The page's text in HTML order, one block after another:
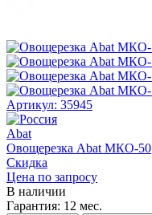
Артикул: 35945
Abat
Овощерезка Abat МКО-50
Скидка
Цена по запросу
В наличии
Гарантия: 12 мес.